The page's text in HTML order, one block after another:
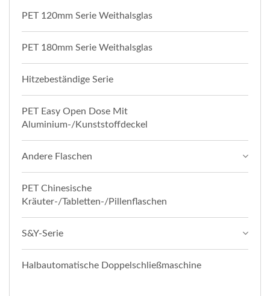
PET 120mm Serie Weithalsglas
PET 180mm Serie Weithalsglas
Hitzebeständige Serie
PET Easy Open Dose Mit
Aluminium-/Kunststoffdeckel
Andere Flaschen
PET Chinesische
Kräuter-/Tabletten-/Pillenflaschen
S&Y-Serie
Halbautomatische Doppelschließmaschine